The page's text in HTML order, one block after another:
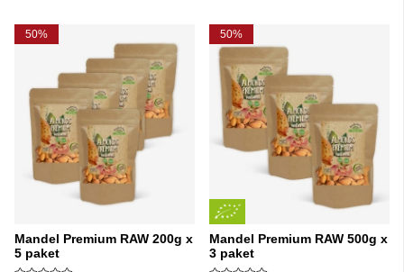
50%
Mandel Premium RAW 200g x
5 paket
50%
Mandel Premium RAW 500g x
3 paket